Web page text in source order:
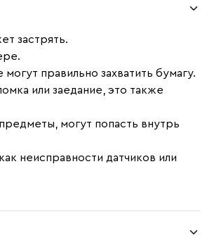
застрять.
правильно захватить бумагу.
или заедание, это также
могут попасть внутрь
неисправности датчиков или